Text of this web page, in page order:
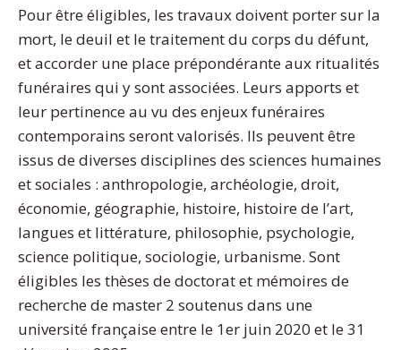
Pour être éligibles, les travaux doivent porter sur la
mort, le deuil et le traitement du corps du défunt,
et accorder une place prépondérante aux ritualités
funéraires qui y sont associées. Leurs apports et
leur pertinence au vu des enjeux funéraires
contemporains seront valorisés. Ils peuvent être
issus de diverses disciplines des sciences humaines
et sociales : anthropologie, archéologie, droit,
économie, géographie, histoire, histoire de l’art,
langues et littérature, philosophie, psychologie,
science politique, sociologie, urbanisme. Sont
éligibles les thèses de doctorat et mémoires de
recherche de master 2 soutenus dans une
université française entre le 1er juin 2020 et le 31